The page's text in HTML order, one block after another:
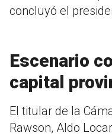
concluyó el
Escenario
capital
El titular de la
Rawson, Aldo